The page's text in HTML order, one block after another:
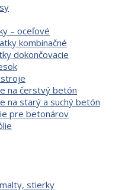
– oceľové
kombinačné
dokončovacie
na čerstvý betón
na starý a suchý betón
pre betonárov
stierky